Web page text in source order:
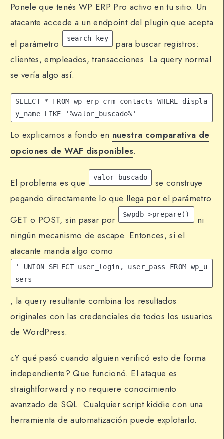
Ponele que tenés WP ERP Pro activo en tu sitio. Un
atacante accede a un endpoint del plugin que acepta
el parámetro
search_key
para buscar registros:
clientes, empleados, transacciones. La query normal
se vería algo así:
SELECT * FROM wp_erp_crm_contacts WHERE displa
y_name LIKE '%valor_buscado%'
Lo explicamos a fondo en nuestra comparativa de
opciones de WAF disponibles.
El problema es que valor_buscado
se construye
pegando directamente lo que llega por el parámetro
GET o POST, sin pasar por
$wpdb->prepare()
ni
ningún mecanismo de escape. Entonces, si el
atacante manda algo como
' UNION SELECT user_login, user_pass FROM wp_u
sers--
, la query resultante combina los resultados
originales con las credenciales de todos los usuarios
de WordPress.
¿Y qué pasó cuando alguien verificó esto de forma
independiente? Que funcionó. El ataque es
straightforward y no requiere conocimiento
avanzado de SQL. Cualquier script kiddie con una
herramienta de automatización puede explotarlo.